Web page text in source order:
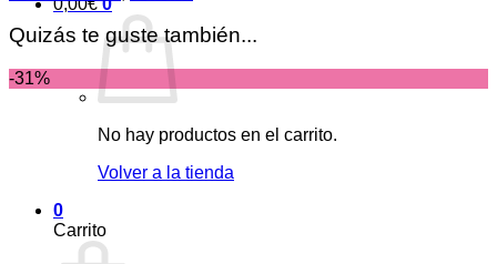
No hay productos en el carrito.
Volver a la tienda
0
Carrito
Quizás te guste también...
-31%